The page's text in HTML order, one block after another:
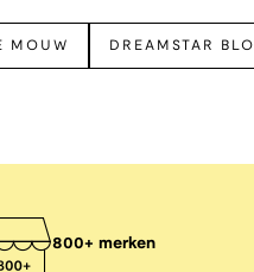
MOUW DREAMSTAR
800+ merken